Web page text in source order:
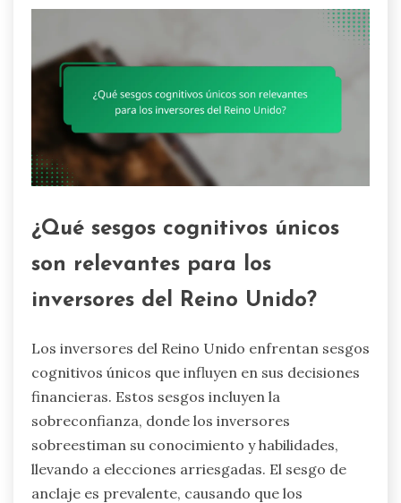
¿Qué sesgos cognitivos únicos
son relevantes para los
inversores del Reino Unido?
Los inversores del Reino Unido enfrentan sesgos
cognitivos únicos que influyen en sus decisiones
financieras. Estos sesgos incluyen la
sobreconfianza, donde los inversores
sobreestiman su conocimiento y habilidades,
llevando a elecciones arriesgadas. El sesgo de
anclaje es prevalente, causando que los